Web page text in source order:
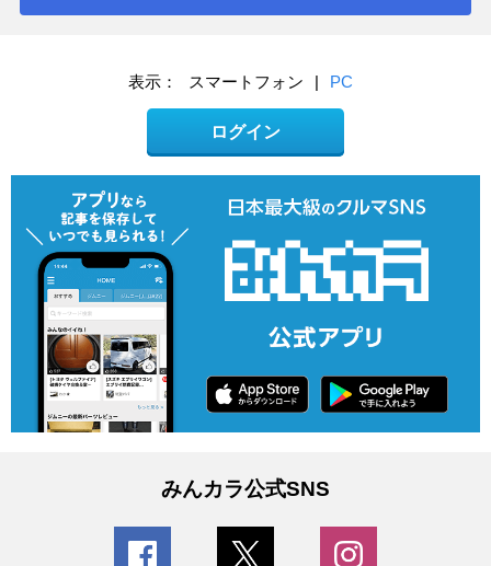
表示： スマートフォン | PC
ログイン
みんカラ公式SNS